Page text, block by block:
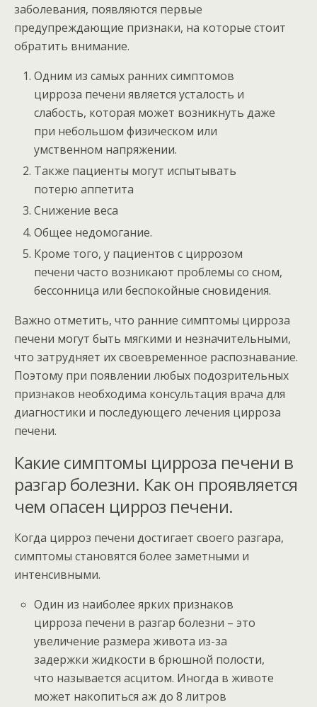
заболевания, появляются первые
предупреждающие признаки, на которые стоит
обратить внимание.
Одним из самых ранних симптомов
цирроза печени является усталость и
слабость, которая может возникнуть даже
при небольшом физическом или
умственном напряжении.
Также пациенты могут испытывать
потерю аппетита
Снижение веса
Общее недомогание.
Кроме того, у пациентов с циррозом
печени часто возникают проблемы со сном,
бессонница или беспокойные сновидения.
Важно отметить, что ранние симптомы цирроза
печени могут быть мягкими и незначительными,
что затрудняет их своевременное распознавание.
Поэтому при появлении любых подозрительных
признаков необходима консультация врача для
диагностики и последующего лечения цирроза
печени.
Какие симптомы цирроза печени в
разгар болезни. Как он проявляется
чем опасен цирроз печени.
Когда цирроз печени достигает своего разгара,
симптомы становятся более заметными и
интенсивными.
Один из наиболее ярких признаков
цирроза печени в разгар болезни – это
увеличение размера живота из-за
задержки жидкости в брюшной полости,
что называется асцитом. Иногда в животе
может накопиться аж до 8 литров